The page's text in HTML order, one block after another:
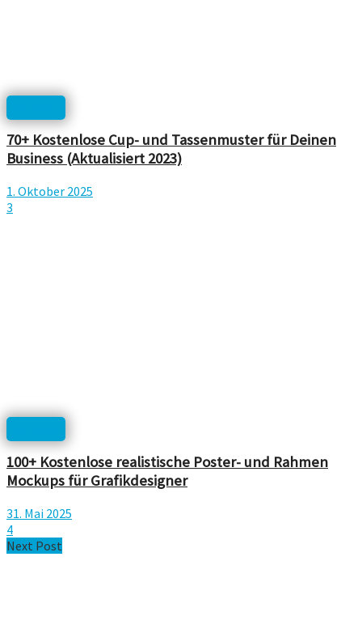
70+ Kostenlose Cup- und Tassenmuster für Deinen
Business (Aktualisiert 2023)
1. Oktober 2025
3
100+ Kostenlose realistische Poster- und Rahmen
Mockups für Grafikdesigner
31. Mai 2025
4
Next Post